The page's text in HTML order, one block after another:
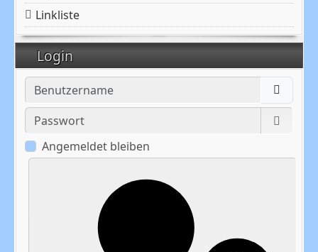
Linkliste
Login
Benutzername
Passwort
Angemeldet bleiben